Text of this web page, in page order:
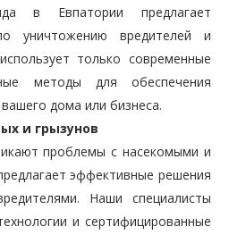
в Евпатории предлагает
уничтожению вредителей и
только современные
методы для обеспечения
дома или бизнеса.
и грызунов
проблемы с насекомыми и
эффективные решения
Наши специалисты
и сертифицированные